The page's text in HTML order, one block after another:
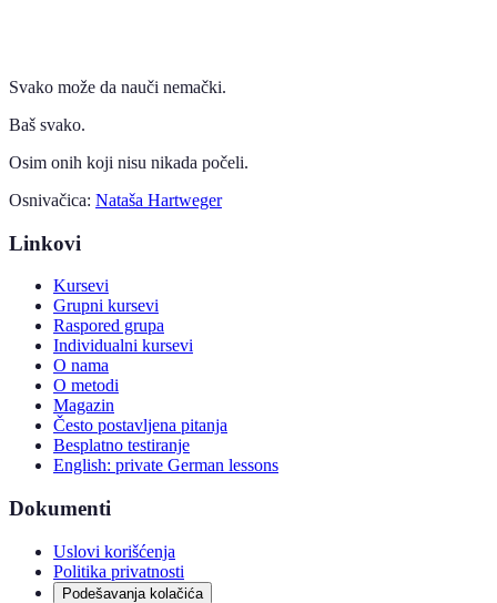
Svako može da nauči nemački.
Baš svako.
Osim onih koji nisu nikada počeli.
Osnivačica: Nataša Hartweger
Linkovi
Kursevi
Grupni kursevi
Raspored grupa
Individualni kursevi
O nama
O metodi
Magazin
Često postavljena pitanja
Besplatno testiranje
English: private German lessons
Dokumenti
Uslovi korišćenja
Politika privatnosti
Podešavanja kolačića